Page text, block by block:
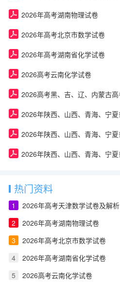
2026年高考湖南物理试卷
2026年高考北京市数学试卷
2026年高考湖南省化学试卷
2026高考云南化学试卷
热门资料
1
2026年高考天津数学试卷及解析
2
2026年高考湖南物理试卷
3
2026年高考北京市数学试卷
4
2026年高考湖南省化学试卷
5
2026高考云南化学试卷